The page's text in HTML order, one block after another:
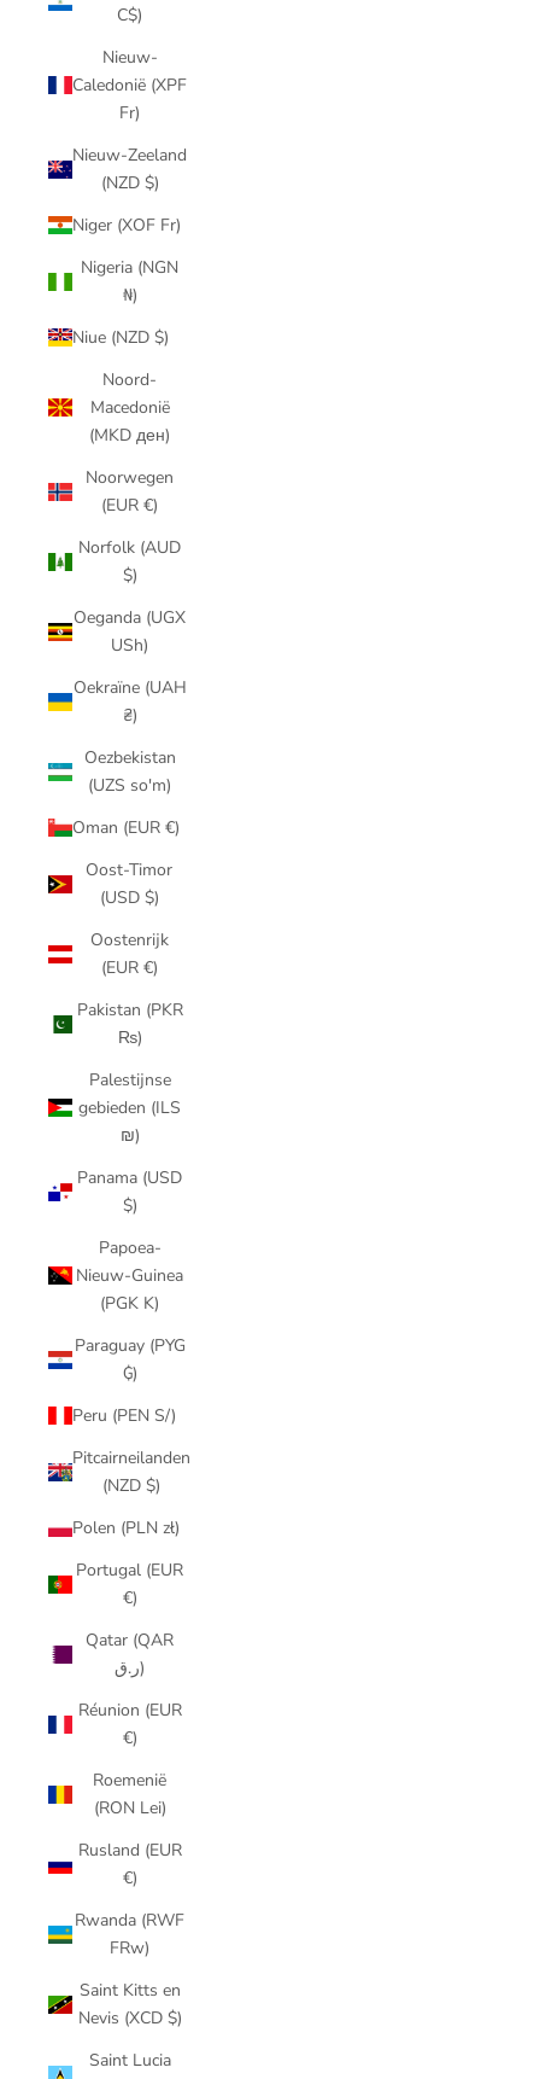
C$)
Nieuw-
Caledonië (XPF
Fr)
Nieuw-Zeeland
(NZD $)
Niger (XOF Fr)
Nigeria (NGN
₦)
Niue (NZD $)
Noord-
Macedonië
(MKD ден)
Noorwegen
(EUR €)
Norfolk (AUD
$)
Oeganda (UGX
USh)
Oekraïne (UAH
₴)
Oezbekistan
(UZS so'm)
Oman (EUR €)
Oost-Timor
(USD $)
Oostenrijk
(EUR €)
Pakistan (PKR
₨)
Palestijnse
gebieden (ILS
₪)
Panama (USD
$)
Papoea-
Nieuw-Guinea
(PGK K)
Paraguay (PYG
₲)
Peru (PEN S/)
Pitcairneilanden
(NZD $)
Polen (PLN zł)
Portugal (EUR
€)
Qatar (QAR
ر.ق)
Réunion (EUR
€)
Roemenië
(RON Lei)
Rusland (EUR
€)
Rwanda (RWF
FRw)
Saint Kitts en
Nevis (XCD $)
Saint Lucia